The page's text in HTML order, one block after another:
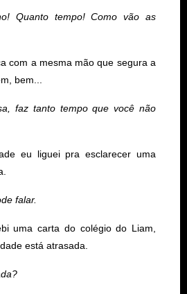
Quanto tempo! Como vão as
com a mesma mão que segura a
bem...
faz tanto tempo que você não
eu liguei pra esclarecer uma
falar.
uma carta do colégio do Liam,
está atrasada.